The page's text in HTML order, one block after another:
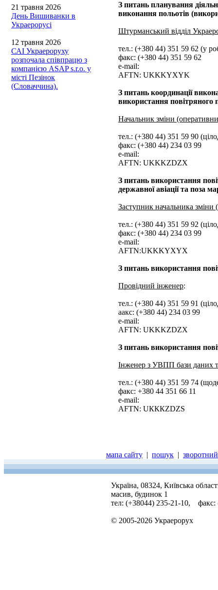
21 травня 2026
День Вишиванки в
Украерорусі
12 травня 2026
САІ Украероруху
розпочала співпрацю з
компанією ASAP s.r.o. у
місті Пезінок
(Словаччина).
З питань планування
виконання польотів
Штурманський відділ
тел.: (+380 44) 351 59 62 (у
факс: (+380 44) 351 59 62
e-mail:
AFTN: UKKKYXYK
З питань координації
використання повітряного
Начальник зміни
тел.: (+380 44) 351 59 90
факс: (+380 44) 234 03 99
e-mail:
AFTN: UKKKZDZX
З питань використання
державної авіації та поза
Заступник начальника зміни
тел.: (+380 44) 351 59 92
факс: (+380 44) 234 03 99
e-mail:
AFTN:UKKKYXYX
З питань використання
Провідний інженер:
тел.: (+380 44) 351 59 91
aакс: (+380 44) 234 03 99
e-mail:
AFTN: UKKKZDZX
З питань використання
Інженер з УВПП бази даних
тел.: (+380 44) 351 59 74
факс: +380 44 351 66 11
е-mail:
AFTN: UКККZDZS
мапа сайту | пошук |
Україна, 08324, Київська
масив, будинок 1
тел: (+38044) 235-21-10, факс:
© 2005-2026 Украерорух